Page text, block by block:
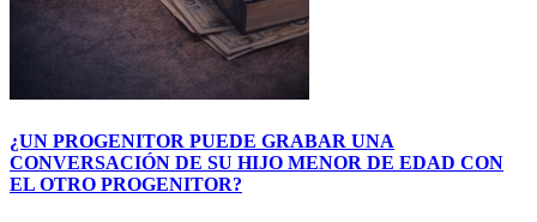
¿UN PROGENITOR PUEDE GRABAR UNA
CONVERSACIÓN DE SU HIJO MENOR DE EDAD CON
EL OTRO PROGENITOR?